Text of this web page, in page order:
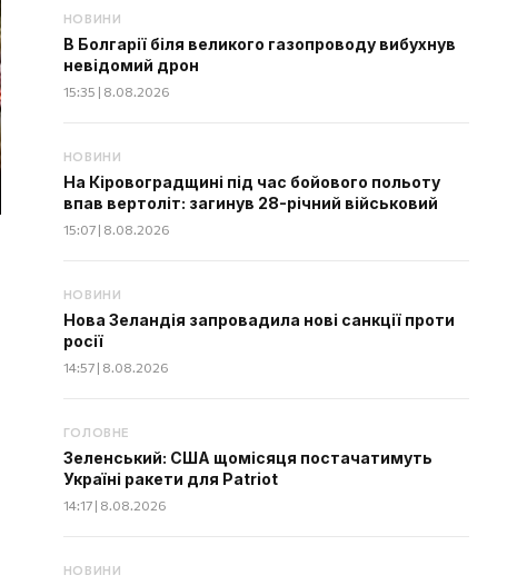
НОВИНИ
В Болгарії біля великого газопроводу вибухнув
невідомий дрон
15:35 | 8.08.2026
НОВИНИ
На Кіровоградщині під час бойового польоту
впав вертоліт: загинув 28-річний військовий
15:07 | 8.08.2026
НОВИНИ
Нова Зеландія запровадила нові санкції проти
росії
14:57 | 8.08.2026
ГОЛОВНЕ
Зеленський: США щомісяця постачатимуть
Україні ракети для Patriot
14:17 | 8.08.2026
НОВИНИ